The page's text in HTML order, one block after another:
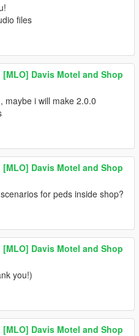
files
[MLO] Davis Motel and Shop
maybe i will make 2.0.0
[MLO] Davis Motel and Shop
for peds inside shop?
[MLO] Davis Motel and Shop
you!)
[MLO] Davis Motel and Shop